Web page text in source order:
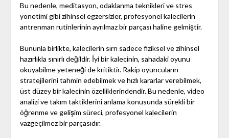
Bu nedenle, meditasyon, odaklanma teknikleri ve stres
yönetimi gibi zihinsel egzersizler, profesyonel kalecilerin
antrenman rutinlerinin ayrılmaz bir parçası haline gelmiştir.
Bununla birlikte, kalecilerin sırrı sadece fiziksel ve zihinsel
hazırlıkla sınırlı değildir. İyi bir kalecinin, sahadaki oyunu
okuyabilme yeteneği de kritiktir. Rakip oyuncuların
stratejilerini tahmin edebilmek ve hızlı kararlar verebilmek,
üst düzey bir kalecinin özelliklerindendir. Bu nedenle, video
analizi ve takım taktiklerini anlama konusunda sürekli bir
öğrenme ve gelişim süreci, profesyonel kalecilerin
vazgeçilmez bir parçasıdır.